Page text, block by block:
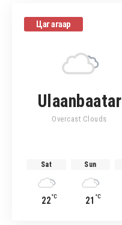
Цаг агаар
Ulaanbaatar
Overcast Clouds
Sat
22°C
Sun
21 °C